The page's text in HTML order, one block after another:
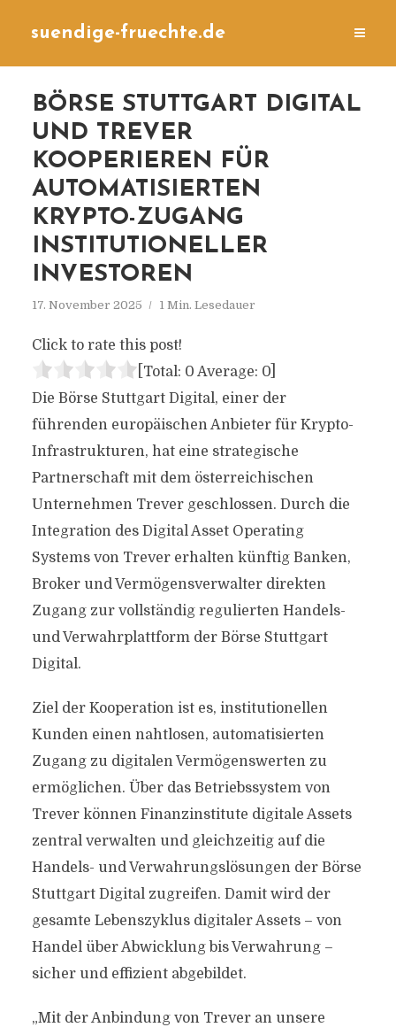
suendige-fruechte.de
BÖRSE STUTTGART DIGITAL
UND TREVER
KOOPERIEREN FÜR
AUTOMATISIERTEN
KRYPTO-ZUGANG
INSTITUTIONELLER
INVESTOREN
17. November 2025 1 Min. Lesedauer
Click to rate this post!
[Total: 0 Average: 0]
Die Börse Stuttgart Digital, einer der
führenden europäischen Anbieter für Krypto-
Infrastrukturen, hat eine strategische
Partnerschaft mit dem österreichischen
Unternehmen Trever geschlossen. Durch die
Integration des Digital Asset Operating
Systems von Trever erhalten künftig Banken,
Broker und Vermögensverwalter direkten
Zugang zur vollständig regulierten Handels-
und Verwahrplattform der Börse Stuttgart
Digital.
Ziel der Kooperation ist es, institutionellen
Kunden einen nahtlosen, automatisierten
Zugang zu digitalen Vermögenswerten zu
ermöglichen. Über das Betriebssystem von
Trever können Finanzinstitute digitale Assets
zentral verwalten und gleichzeitig auf die
Handels- und Verwahrungslösungen der Börse
Stuttgart Digital zugreifen. Damit wird der
gesamte Lebenszyklus digitaler Assets – von
Handel über Abwicklung bis Verwahrung –
sicher und effizient abgebildet.
„Mit der Anbindung von Trever an unsere